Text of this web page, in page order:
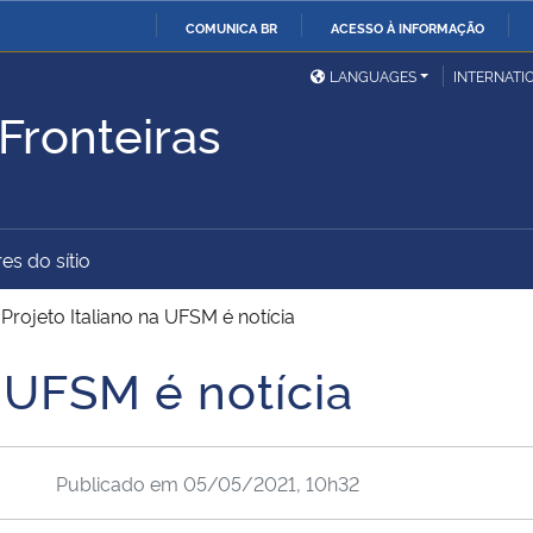
COMUNICA BR ACESSO À INFORMAÇÃO
Ministério da Defesa
Ministério das Relações
Exteriores
Ministério da Cidadania
Ministério do
Desenvolvimento Regional
União
Advocacia-Geral da União Banco Central do Brasil
LANGUAGES
do sítio
Projeto Italiano na UFSM é notícia
é notícia
Publicado em 05/05/2021, 10h32